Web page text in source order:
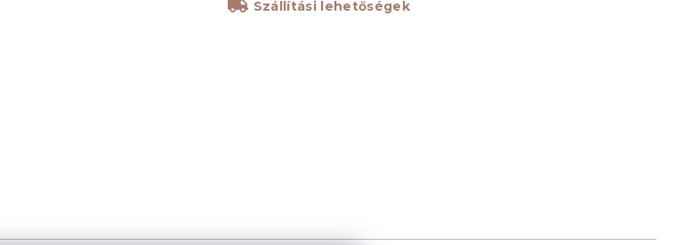
Szállítási lehetőségek